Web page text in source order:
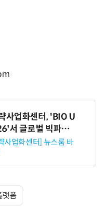
사업화센터, 'BIO U
서 글로벌 빅파마
니스 미팅 지원…K
외 진출 교두보 확
사업화센터] 뉴스룸 바
랫폼